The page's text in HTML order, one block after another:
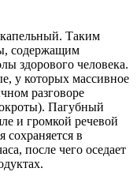
Таким
содержащим
здорового человека.
у которых массивное
разговоре
Пагубный
и громкой речевой
в
после чего оседает